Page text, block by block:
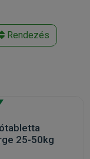
Rendezés
25-50kg